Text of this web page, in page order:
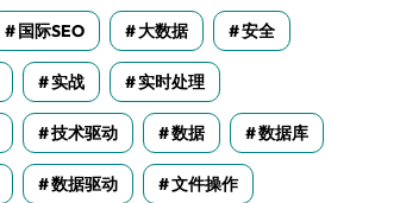
国际SEO 大数据 安全
实战 实时处理
技术驱动 数据 数据库
数据驱动 文件操作